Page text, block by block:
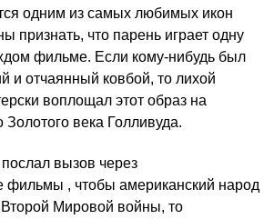
одним из самых любимых икон
признать, что парень играет одну
фильме. Если кому-нибудь был
и отчаянный ковбой, то лихой
воплощал этот образ на
Золотого века Голливуда.
вызов через
фильмы , чтобы американский народ
Второй Мировой войны, то